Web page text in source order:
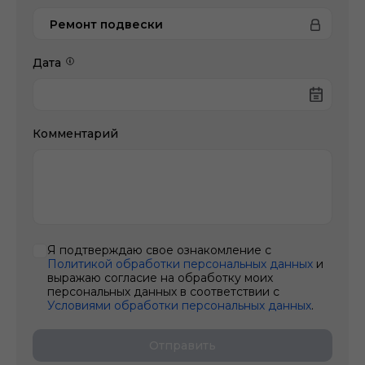
Ремонт подвески
Дата
Комментарий
Я подтверждаю свое ознакомление с
Политикой обработки персональных данных и
выражаю согласие на обработку моих
персональных данных в соответствии с
Условиями обработки персональных данных.